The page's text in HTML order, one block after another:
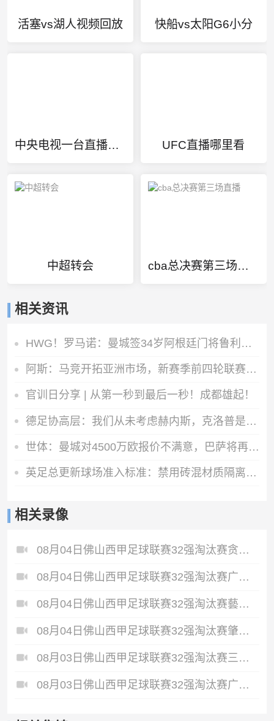
活塞vs湖人视频回放 快船vs太阳G6小分
中央电视一台直播在线观看直播 UFC直播哪里看
中超转会 cba总决赛第三场直播
相关资讯
HWG！罗马诺：曼城签34岁阿根廷门将鲁利达协议，合同2+1
阿斯：马竞开拓亚洲市场，新赛季前四轮联赛两场安排在下午踢
官训日分享 | 从第一秒到最后一秒！成都雄起！
德足协高层：我们从未考虑赫内斯，克洛普是德国主帅的理想人选
世体：曼城对4500万欧报价不满意，巴萨将再次报价罗德里
英足总更新球场准入标准：禁用砖混材质隔离墙，需加装安全防护层
相关录像
08月04日佛山西甲足球联赛32强淘汰赛贪玩游戏VS美的薪火全场录像
08月04日佛山西甲足球联赛32强淘汰赛广东西南建设VS香港圣徒全场录像
08月04日佛山西甲足球联赛32强淘汰赛藝品高國際VS湛江狂狼·粵辉能源全场录像
08月04日佛山西甲足球联赛32强淘汰赛肇庆恒骏成VS三七互娱全场录像
08月03日佛山西甲足球联赛32强淘汰赛三水乐民兴健力宝VS中国澳门澳科精英全场录像
08月03日佛山西甲足球联赛32强淘汰赛广东凤铝VS湛江八部科技全场录像